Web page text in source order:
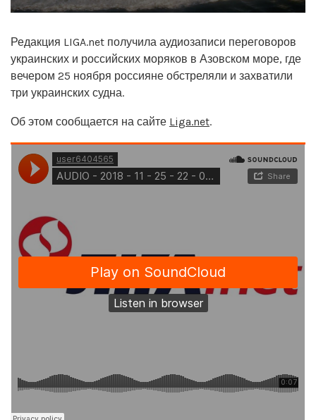
Редакция LIGA.net получила аудиозаписи переговоров
украинских и российских моряков в Азовском море, где
вечером 25 ноября россияне обстреляли и захватили
три украинских судна.
Об этом сообщается на сайте Liga.net.